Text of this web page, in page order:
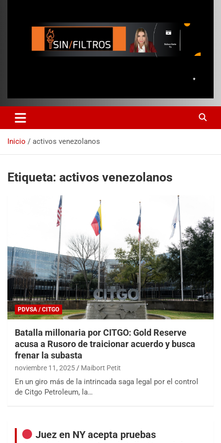
Inicio activos venezolanos
Etiqueta: activos venezolanos
PDVSA / CITGO
Batalla millonaria por CITGO: Gold Reserve
acusa a Rusoro de traicionar acuerdo y busca
frenar la subasta
noviembre 11, 2025 Maibort Petit
En un giro más de la intrincada saga legal por el control
de Citgo Petroleum, la…
Juez en NY acepta pruebas